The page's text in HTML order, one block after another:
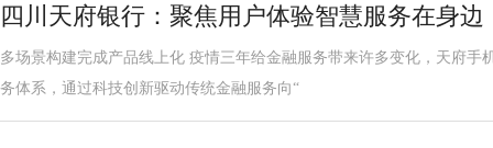
四川天府银行：聚焦用户体验智慧服务在身边
多场景构建完成产品线上化 疫情三年给金融服务带来许多变化，天府手
务体系，通过科技创新驱动传统金融服务向“